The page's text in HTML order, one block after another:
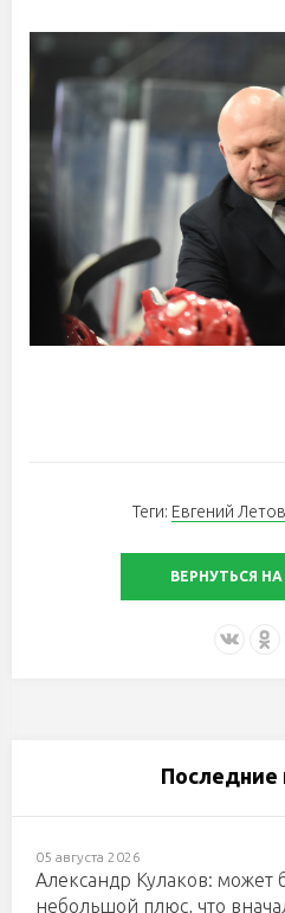
Теги: Евгений Летов
ВЕРНУТЬСЯ
Последние
05 августа 2026
Александр Кулаков: может
небольшой плюс, что